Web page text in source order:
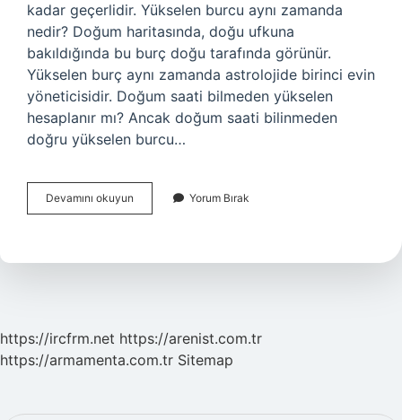
kadar geçerlidir. Yükselen burcu aynı zamanda
nedir? Doğum haritasında, doğu ufkuna
bakıldığında bu burç doğu tarafında görünür.
Yükselen burç aynı zamanda astrolojide birinci evin
yöneticisidir. Doğum saati bilmeden yükselen
hesaplanır mı? Ancak doğum saati bilinmeden
doğru yükselen burcu…
Devamını okuyun Yükselen
Burç
Değişiyor
Yorum Bırak
https://ircfrm.net https://arenist.com.tr
https://armamenta.com.tr Sitemap